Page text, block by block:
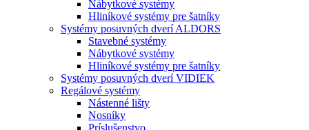
Nábytkové systémy
Hliníkové systémy pre šatníky
Systémy posuvných dverí ALDORS
Stavebné systémy
Nábytkové systémy
Hliníkové systémy pre šatníky
Systémy posuvných dverí VIDIEK
Regálové systémy
Nástenné lišty
Nosníky
Príslušenstvo